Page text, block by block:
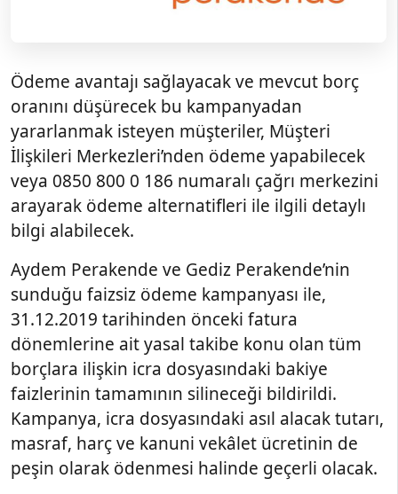
Ödeme avantajı sağlayacak ve mevcut borç
oranını düşürecek bu kampanyadan
yararlanmak isteyen müşteriler, Müşteri
İlişkileri Merkezleri’nden ödeme yapabilecek
veya 0850 800 0 186 numaralı çağrı merkezini
arayarak ödeme alternatifleri ile ilgili detaylı
bilgi alabilecek.
Aydem Perakende ve Gediz Perakende’nin
sunduğu faizsiz ödeme kampanyası ile,
31.12.2019 tarihinden önceki fatura
dönemlerine ait yasal takibe konu olan tüm
borçlara ilişkin icra dosyasındaki bakiye
faizlerinin tamamının silineceği bildirildi.
Kampanya, icra dosyasındaki asıl alacak tutarı,
masraf, harç ve kanuni vekâlet ücretinin de
peşin olarak ödenmesi halinde geçerli olacak.